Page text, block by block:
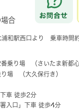
合
浦和駅西口より 乗車時間
乗り場 （さいたま新都心
場 （大久保行き）
下車 徒歩2分
入口」下車 徒歩4分